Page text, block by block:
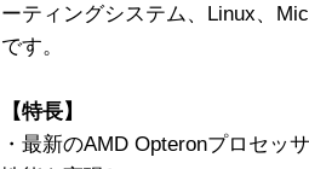
ーティングシステム、Linux、
です。
【特長】
・最新のAMD Opteronプロセッ